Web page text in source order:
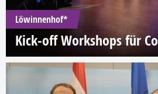
Löwinnenhof*
Kick-off Workshops für